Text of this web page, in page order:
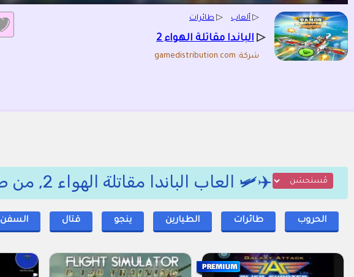
▷ ألعاب ▷ طائرات
▷ الباندا مقاتلة الهواء 2
شركة: gamedistribution.com
✈️🛩️ العاب الباندا مقاتلة الهواء 2, من طائرات 🚀🎮
الحروب طائرات الطيارين ينجو قتال السفن